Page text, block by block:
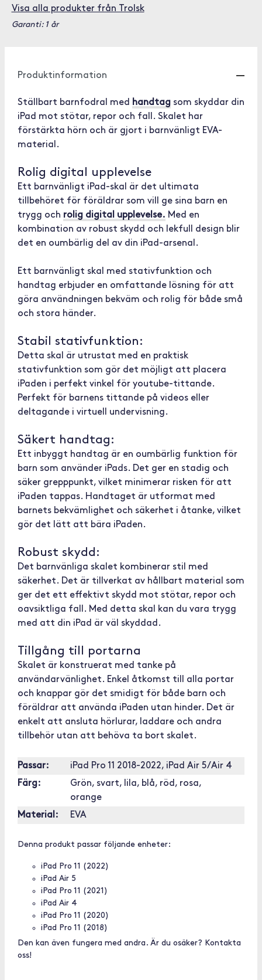
Visa alla produkter från Trolsk
Garanti: 1 år
Produktinformation
Ställbart barnfodral med handtag som skyddar din
iPad mot stötar, repor och fall. Skalet har
förstärkta hörn och är gjort i barnvänligt EVA-
material.
Rolig digital upplevelse
Ett barnvänligt iPad-skal är det ultimata
tillbehöret för föräldrar som vill ge sina barn en
trygg och rolig digital upplevelse. Med en
kombination av robust skydd och lekfull design blir
det en oumbärlig del av din iPad-arsenal.
Ett barnvänligt skal med stativfunktion och
handtag erbjuder en omfattande lösning för att
göra användningen bekväm och rolig för både små
och stora händer.
Stabil stativfunktion:
Detta skal är utrustat med en praktisk
stativfunktion som gör det möjligt att placera
iPaden i perfekt vinkel för youtube-tittande.
Perfekt för barnens tittande på videos eller
deltagande i virtuell undervisning.
Säkert handtag:
Ett inbyggt handtag är en oumbärlig funktion för
barn som använder iPads. Det ger en stadig och
säker grepppunkt, vilket minimerar risken för att
iPaden tappas. Handtaget är utformat med
barnets bekvämlighet och säkerhet i åtanke, vilket
gör det lätt att bära iPaden.
Robust skydd:
Det barnvänliga skalet kombinerar stil med
säkerhet. Det är tillverkat av hållbart material som
ger det ett effektivt skydd mot stötar, repor och
oavsiktliga fall. Med detta skal kan du vara trygg
med att din iPad är väl skyddad.
Tillgång till portarna
Skalet är konstruerat med tanke på
användarvänlighet. Enkel åtkomst till alla portar
och knappar gör det smidigt för både barn och
föräldrar att använda iPaden utan hinder. Det är
enkelt att ansluta hörlurar, laddare och andra
tillbehör utan att behöva ta bort skalet.
Passar:
iPad Pro 11 2018-2022, iPad Air 5/Air 4
Färg:
Grön, svart, lila, blå, röd, rosa,
orange
Material:
EVA
Denna produkt passar följande enheter:
iPad Pro 11 (2022)
iPad Air 5
iPad Pro 11 (2021)
iPad Air 4
iPad Pro 11 (2020)
iPad Pro 11 (2018)
Den kan även fungera med andra. Är du osäker? Kontakta
oss!